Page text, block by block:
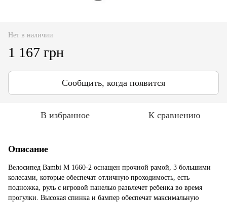
Нет в наличии
1 167 грн
Сообщить, когда появится
В избранное К сравнению
Описание
Велосипед Bambi M 1660-2 оснащен прочной рамой, 3 большими
колесами, которые обеспечат отличную проходимость, есть
подножка, руль с игровой панелью развлечет ребенка во время
прогулки. Высокая спинка и бампер обеспечат максимальную